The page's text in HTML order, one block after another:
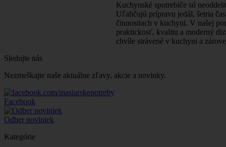
Kuchynské spotrebiče sú
Uľahčujú prípravu jedál, šetria
činnostiach v kuchyni. V našej
praktickosť, kvalitu a moderný
chvíle strávené v kuchyni a
Sledujte nás
Nezmeškajte naše aktuálne zľavy, akcie a novinky.
Facebook
Odber noviniek
Kategórie